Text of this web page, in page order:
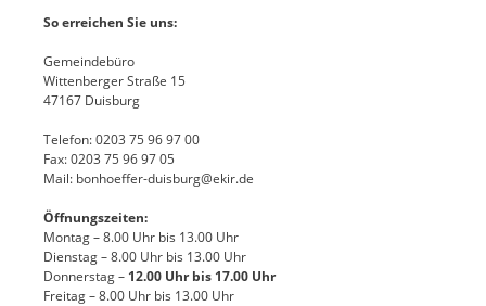
So erreichen Sie uns:
Gemeindebüro
Wittenberger Straße 15
47167 Duisburg
Telefon: 0203 75 96 97 00
Fax: 0203 75 96 97 05
Mail: bonhoeffer-duisburg@ekir.de
Öffnungszeiten:
Montag – 8.00 Uhr bis 13.00 Uhr
Dienstag – 8.00 Uhr bis 13.00 Uhr
Donnerstag – 12.00 Uhr bis 17.00 Uhr
Freitag – 8.00 Uhr bis 13.00 Uhr